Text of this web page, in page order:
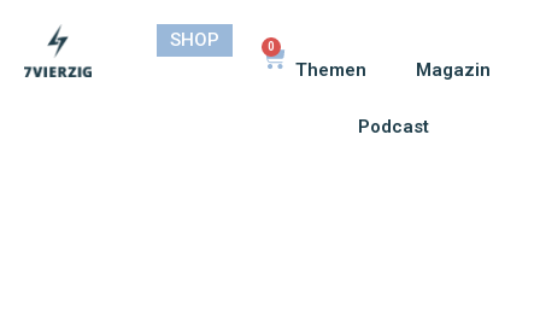
SHOP 0
Themen Magazin
Podcast